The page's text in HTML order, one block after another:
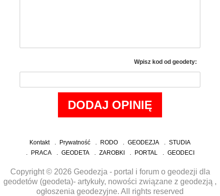
Wpisz kod od geodety:
Kontakt Prywatność RODO GEODEZJA
STUDIA
PRACA
GEODETA ZAROBKI PORTAL GEODECI
Copyright © 2026 Geodezja - portal i forum o geodezji dla
geodetów (geodeta)- artykuły, nowości związane z geodezją ,
ogłoszenia geodezyjne. All rights reserved